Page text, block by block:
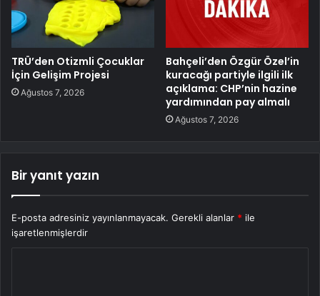
TRÜ’den Otizmli Çocuklar
İçin Gelişim Projesi
Ağustos 7, 2026
Bahçeli’den Özgür Özel’in
kuracağı partiyle ilgili ilk
açıklama: CHP’nin hazine
yardımından pay almalı
Ağustos 7, 2026
Bir yanıt yazın
E-posta adresiniz yayınlanmayacak. Gerekli alanlar * ile
işaretlenmişlerdir